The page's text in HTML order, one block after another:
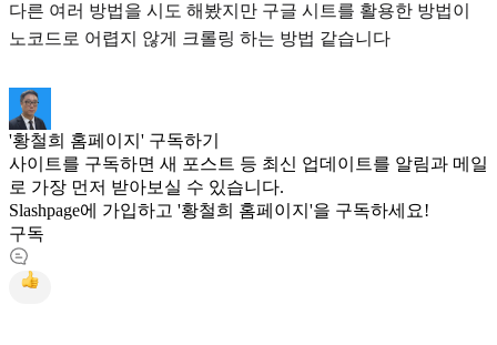
다른 여러 방법을 시도 해봤지만 구글 시트를 활용한 방법이
노코드로 어렵지 않게 크롤링 하는 방법 같습니다
'황철희 홈페이지' 구독하기
사이트를 구독하면 새 포스트 등 최신 업데이트를 알림과 메일
로 가장 먼저 받아보실 수 있습니다.
Slashpage에 가입하고 '황철희 홈페이지'을 구독하세요!
구독